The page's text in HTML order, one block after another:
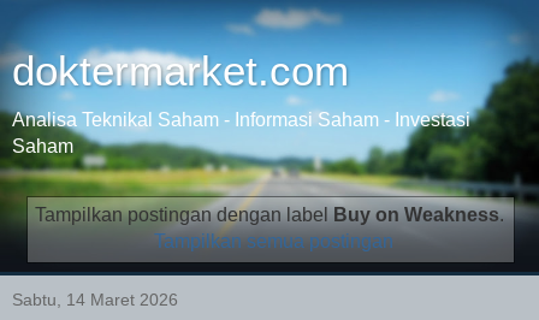
doktermarket.com
Analisa Teknikal Saham - Informasi Saham - Investasi
Saham
Tampilkan postingan dengan labelBuy on Weakness.
Tampilkan semua postingan
Sabtu, 14 Maret 2026